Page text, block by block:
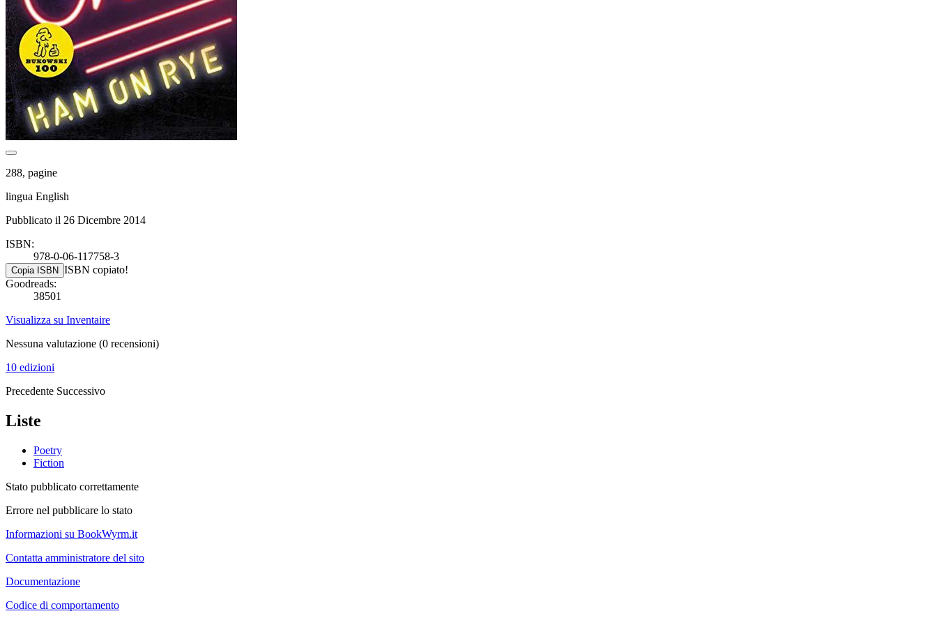
288, pagine
lingua English
Pubblicato il 26 Dicembre 2014
ISBN:
978-0-06-117758-3
Copia ISBN ISBN copiato!
Goodreads:
38501
Visualizza su Inventaire
Nessuna valutazione (0 recensioni)
10 edizioni
Precedente Successivo
Liste
Poetry
Fiction
Stato pubblicato correttamente
Errore nel pubblicare lo stato
Informazioni su BookWyrm.it
Contatta amministratore del sito
Documentazione
Codice di comportamento